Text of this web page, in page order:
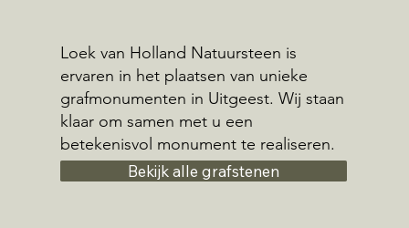
Loek van Holland Natuursteen is
ervaren in het plaatsen van unieke
grafmonumenten in Uitgeest. Wij staan
klaar om samen met u een
betekenisvol monument te realiseren.
Bekijk alle grafstenen